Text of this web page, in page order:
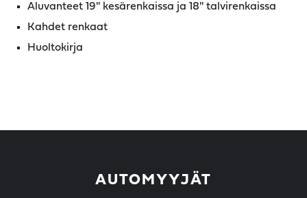
Aluvanteet 19'' kesärenkaissa ja 18'' talvirenkaissa
Kahdet renkaat
Huoltokirja
AUTOMYYJÄT